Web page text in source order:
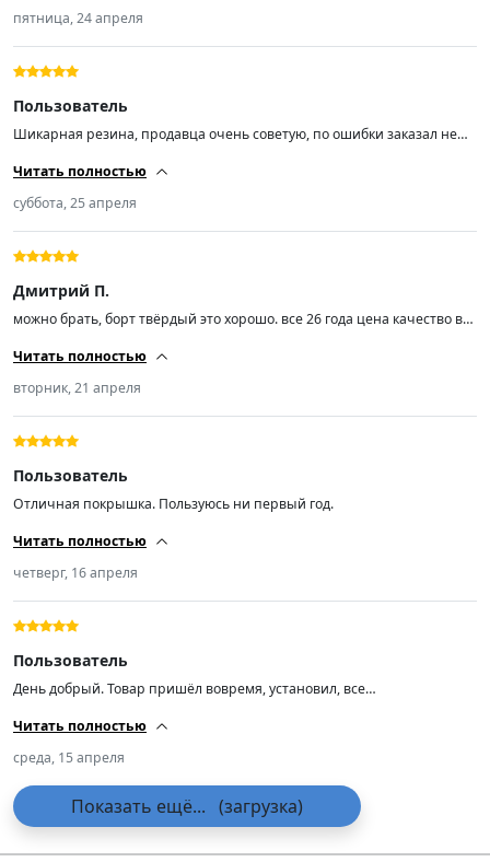
пятница, 24 апреля
Пользователь
Шикарная резина, продавца очень советую, по ошибки заказал не
прям Вау случился, братья наши с Китая делают вещи, цена
качества! Выглядит дорого богато, ну простите Pireli, резина делается
на территории России, а стоит как крыло самолёта, как будто
напрямую из Италии везут.
Читать полностью
суббота, 25 апреля
Дмитрий П.
можно брать, борт твёрдый это хорошо. все 26 года цена качество в
Читать полностью
вторник, 21 апреля
Пользователь
Отличная покрышка. Пользуюсь ни первый год.
Читать полностью
четверг, 16 апреля
Пользователь
День добрый. Товар пришёл вовремя, установил, все
Читать полностью
среда, 15 апреля
Показать ещё... (загрузка)